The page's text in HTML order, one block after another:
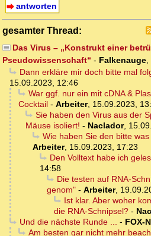
antworten
gesamter Thread:
Das Virus – „Konstrukt einer
Pseudowissenschaft“ - Falkenauge
Dann erkläre mir doch bitte mal
15.09.2023, 12:46
War ggf. nur ein mit cDNA &
Cocktail - Arbeiter, 15.09.2023,
Sie haben den Virus aus der
Mäuse isoliert! - Naclador,
Wie haben Sie den bitte
Arbeiter, 15.09.2023, 17:23
Den Volltext habe ich
14:58
Die testen auf RNA-
genom" - Arbeiter,
Ist klar. Aber woher
die RNA-Schnipsel? -
Und die nächste Runde ...
- FOX-
Am besten gar nicht mehr